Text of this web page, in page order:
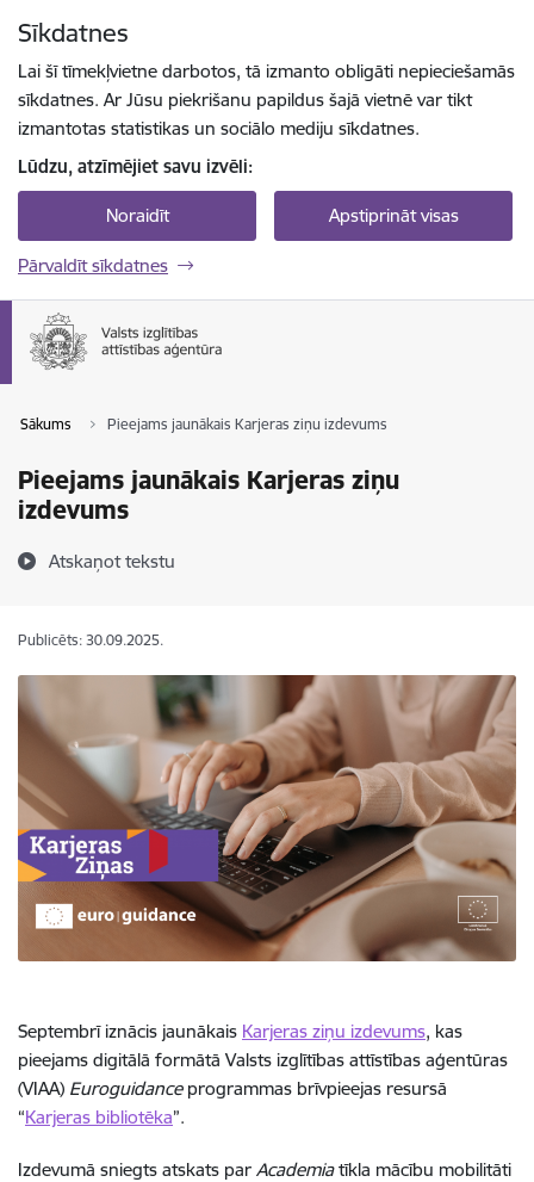
Sīkdatnes
Lai šī tīmekļvietne darbotos, tā izmanto obligāti nepieciešamās
sīkdatnes. Ar Jūsu piekrišanu papildus šajā vietnē var tikt
izmantotas statistikas un sociālo mediju sīkdatnes.
Lūdzu, atzīmējiet savu izvēli:
Noraidīt Apstiprināt visas
Pārvaldīt sīkdatnes
Sākums Pieejams jaunākais Karjeras ziņu izdevums
Pieejams jaunākais Karjeras ziņu
izdevums
Atskaņot tekstu
Publicēts: 30.09.2025.
Septembrī iznācis jaunākais Karjeras ziņu izdevums, kas
pieejams digitālā formātā Valsts izglītības attīstības aģentūras
(VIAA) Euroguidanceprogrammas brīvpieejas resursā
“Karjeras bibliotēka”.
Izdevumā sniegts atskats par Academiatīkla mācību mobilitāti